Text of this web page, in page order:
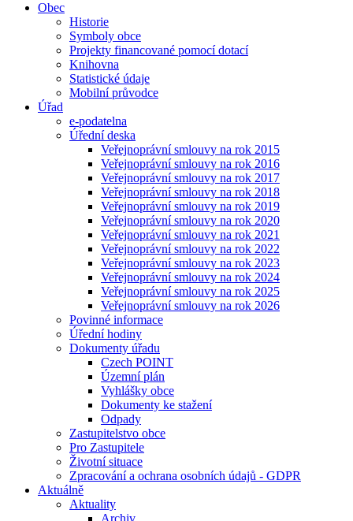
Obec
Historie
Symboly obce
Projekty financované pomocí dotací
Knihovna
Statistické údaje
Mobilní průvodce
Úřad
e-podatelna
Úřední deska
Veřejnoprávní smlouvy na rok 2015
Veřejnoprávní smlouvy na rok 2016
Veřejnoprávní smlouvy na rok 2017
Veřejnoprávní smlouvy na rok 2018
Veřejnoprávní smlouvy na rok 2019
Veřejnoprávní smlouvy na rok 2020
Veřejnoprávní smlouvy na rok 2021
Veřejnoprávní smlouvy na rok 2022
Veřejnoprávní smlouvy na rok 2023
Veřejnoprávní smlouvy na rok 2024
Veřejnoprávní smlouvy na rok 2025
Veřejnoprávní smlouvy na rok 2026
Povinné informace
Úřední hodiny
Dokumenty úřadu
Czech POINT
Územní plán
Vyhlášky obce
Dokumenty ke stažení
Odpady
Zastupitelstvo obce
Pro Zastupitele
Životní situace
Zpracování a ochrana osobních údajů - GDPR
Aktuálně
Aktuality
Archiv